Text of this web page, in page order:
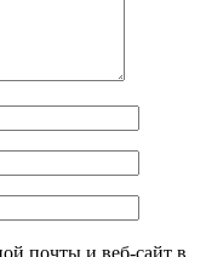
почты и веб-сайт в